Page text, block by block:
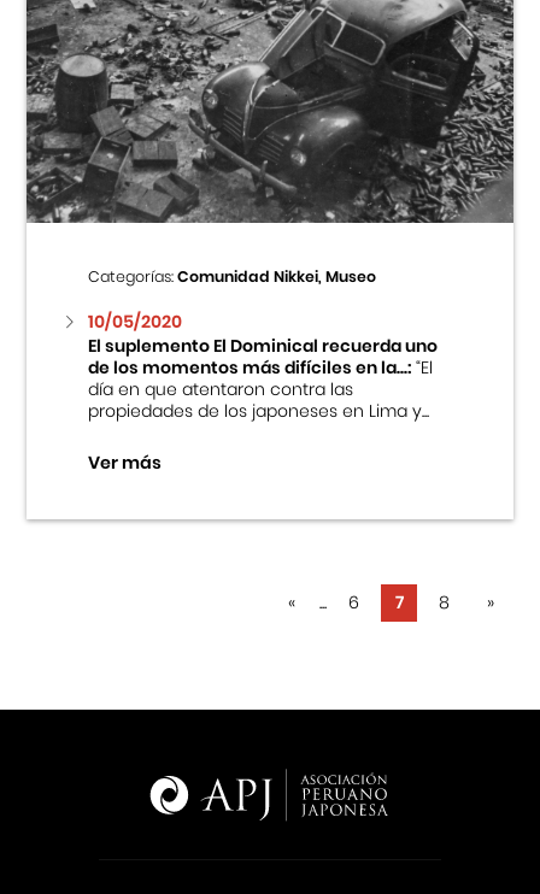
Categorías:Comunidad Nikkei, Museo
10/05/2020
El suplemento El Dominical recuerda uno
de los momentos más difíciles en la...:“El
día en que atentaron contra las
propiedades de los japoneses en Lima y...
Ver más
« ... 6 7 8 »